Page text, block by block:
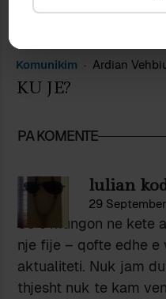
Komunikim Ardian
KU JE?
PA KOMENTE
lulian
29
Se c’mungon ne kete
nje fije – qofte edhe
aktualiteti. Nuk jam
thjesht nuk te kam